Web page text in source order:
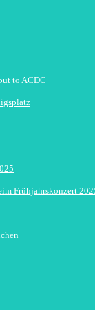
to ACDC
Frühjahrskonzert